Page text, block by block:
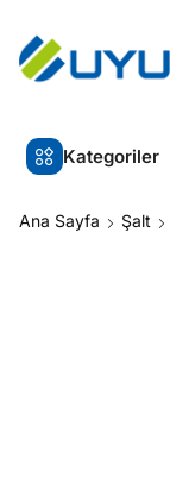
Kategoriler
Ana Sayfa Şalt